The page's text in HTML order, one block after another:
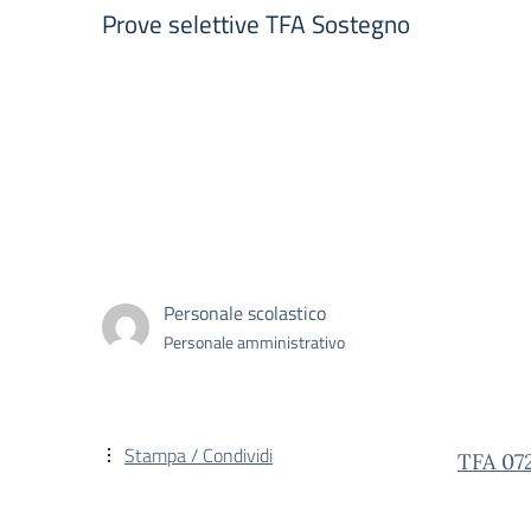
Prove selettive TFA Sostegno
Personale scolastico
Personale amministrativo
TFA
Stampa / Condividi